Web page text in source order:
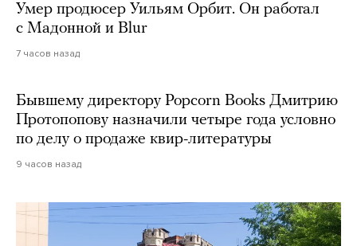
Умер продюсер Уильям Орбит. Он работал
с Мадонной и Blur
7 часов назад
Бывшему директору Popcorn Books Дмитрию
Протопопову назначили четыре года условно
по делу о продаже квир-литературы
9 часов назад